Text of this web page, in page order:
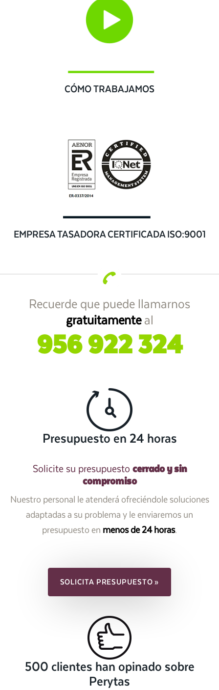
CÓMO TRABAJAMOS
EMPRESA TASADORA CERTIFICADA ISO:9001
Recuerde que puede llamarnos
gratuitamenteal
956 922 324
Presupuesto en 24 horas
Solicite su presupuesto cerrado y sin
compromiso
Nuestro personal le atenderá ofreciéndole soluciones
adaptadas a su problema y le enviaremos un
presupuesto en menos de 24 horas.
SOLICITA PRESUPUESTO »
500 clientes han opinado sobre
Perytas